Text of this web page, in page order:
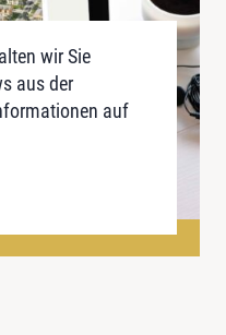
wir Sie
aus der
auf